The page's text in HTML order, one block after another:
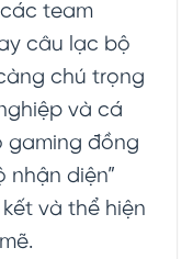
team
câu lạc bộ
chú trọng
và cá
gaming đồng
nhận diện”
và thể hiện